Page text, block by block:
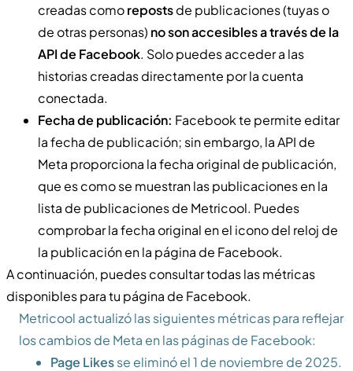
creadas comorepostsde publicaciones (tuyas o
de otras personas) no son accesibles a través de la
API de Facebook. Solo puedes acceder a las
historias creadas directamente por la cuenta
conectada.
Fecha de publicación: Facebook te permite editar
la fecha de publicación; sin embargo, la API de
Meta proporciona la fecha original de publicación,
que es como se muestran las publicaciones en la
lista de publicaciones de Metricool. Puedes
comprobar la fecha original en el icono del reloj de
la publicación en la página de Facebook.
A continuación, puedes consultar todas las métricas
disponibles para tu página de Facebook.
Metricool actualizó las siguientes métricas para reflejar
los cambios de Meta en las páginas de Facebook:
Page Likesse eliminó el 1 de noviembre de 2025.